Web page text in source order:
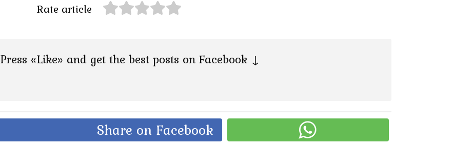
Rate article
Press «Like» and get the best posts on Facebook ↓
Share on Facebook